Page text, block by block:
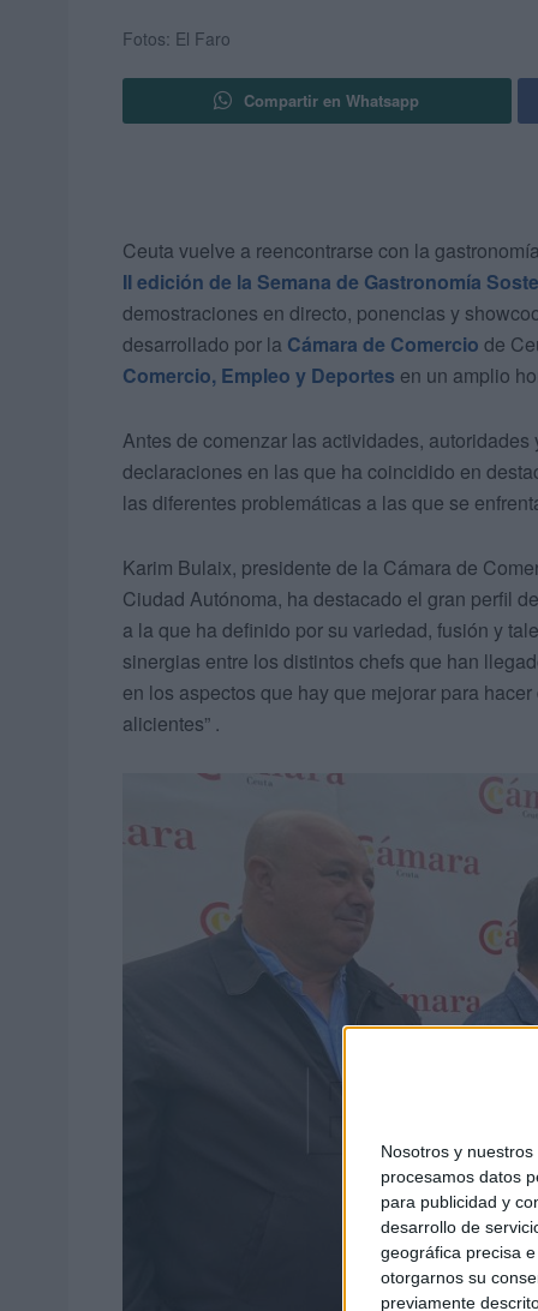
Nosotros y nuestros
procesamos datos
para publicidad y
desarrollo de
geográfica precisa
otorgarnos su
previamente
Fotos: El Faro
Compartir en Whatsapp
Ceuta vuelve a reencontrarse con la
II edición de la Semana de Gastronomía
demostraciones en directo, ponencias y
desarrollado por la Cámara de Comercio de
Comercio, Empleo y Deportes en un amplio
Antes de comenzar las actividades,
declaraciones en las que ha coincidido en
las diferentes problemáticas a las que se
Karim Bulaix, presidente de la Cámara de
Ciudad Autónoma, ha destacado el gran perfil
a la que ha definido por su variedad, fusión y
sinergias entre los distintos chefs que han
en los aspectos que hay que mejorar para
alicientes” .